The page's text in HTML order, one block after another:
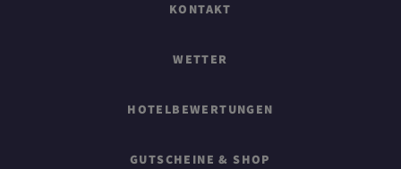
KONTAKT
WETTER
HOTELBEWERTUNGEN
GUTSCHEINE & SHOP